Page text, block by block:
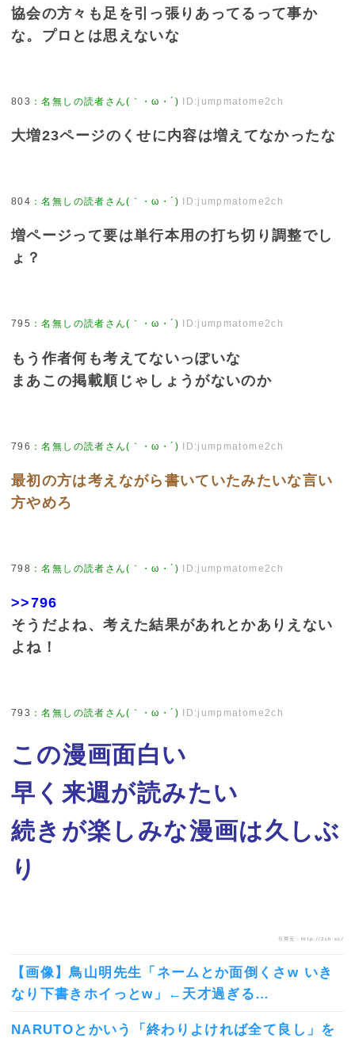
協会の方々も足を引っ張りあってるって事か
な。プロとは思えないな
803 ：名無しの読者さん(｀・ω・´) ID:jumpmatome2ch
大増23ページのくせに内容は増えてなかったな
804 ：名無しの読者さん(｀・ω・´) ID:jumpmatome2ch
増ページって要は単行本用の打ち切り調整でし
ょ？
795 ：名無しの読者さん(｀・ω・´) ID:jumpmatome2ch
もう作者何も考えてないっぽいな
まあこの掲載順じゃしょうがないのか
796 ：名無しの読者さん(｀・ω・´) ID:jumpmatome2ch
最初の方は考えながら書いていたみたいな言い
方やめろ
798 ：名無しの読者さん(｀・ω・´) ID:jumpmatome2ch
>>796
そうだよね、考えた結果があれとかありえない
よね！
793 ：名無しの読者さん(｀・ω・´) ID:jumpmatome2ch
この漫画面白い
早く来週が読みたい
続きが楽しみな漫画は久しぶ
り
引用元：http://2ch.sc/
【画像】鳥山明先生「ネームとか面倒くさw いき
なり下書きホイっとw」←天才過ぎる…
NARUTOとかいう「終わりよければ全て良し」を